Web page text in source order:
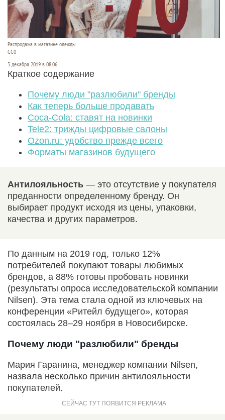
Распродажа в магазине одежды.
СС0
3 декабря 2019 в 08:06
Краткое содержание
Почему люди "разлюбили" бренды
Как теперь больше продавать
Coca-Cola: ставят на новинки
Tele2: трижды цифровые салоны
Ozon.ru: удобство прежде всего
Форматы магазинов будущего
Антилояльность — это отсутствие у покупателя
преданности определенному бренду. Он
выбирает продукт исходя из цены, упаковки,
качества и других параметров.
По данным на 2019 год, только 12%
потребителей покупают товары любимых
брендов, а 88% готовы пробовать новинки
(результаты опроса исследовательской компании
Nilsen). Эта тема стала одной из ключевых на
конференции «Ритейл будущего», которая
состоялась 28–29 ноября в Новосибирске.
Почему люди "разлюбили" бренды
Мария Гаранина, менеджер компании Nilsen,
назвала несколько причин антилояльности
покупателей.